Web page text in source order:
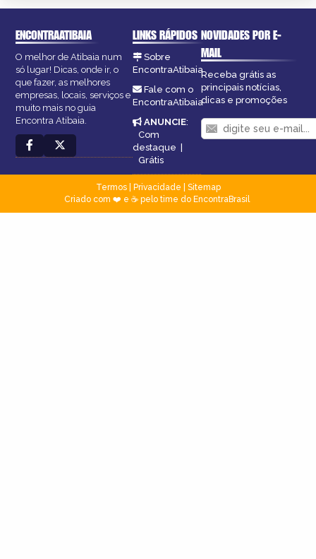
ENCONTRAATIBAIA
O melhor de Atibaia num
só lugar! Dicas, onde ir, o
que fazer, as melhores
empresas, locais, serviços e
muito mais no guia
Encontra Atibaia.
LINKS RÁPIDOS
Sobre
EncontraAtibaia
Fale com o
EncontraAtibaia
ANUNCIE:
Com
destaque |
Grátis
NOVIDADES POR E-
MAIL
Receba grátis as
principais notícias,
dicas e promoções
Termos| Privacidade
Sitemap
Criado com ❤️ e ☕ pelo time do EncontraBrasil